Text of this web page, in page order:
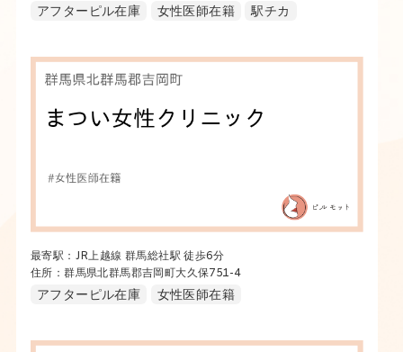
アフターピル在庫 女性医師在籍 駅チカ
最寄駅：JR上越線 群馬総社駅 徒歩6分
住所：群馬県北群馬郡吉岡町大久保751-4
アフターピル在庫 女性医師在籍